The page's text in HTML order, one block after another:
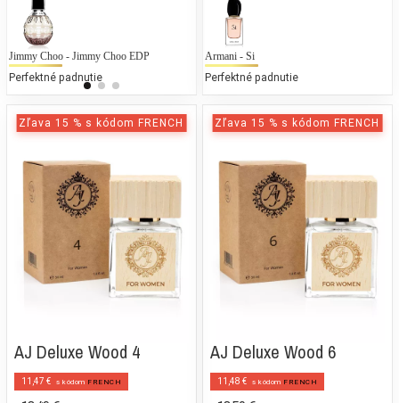
Jimmy Choo - Jimmy Choo EDP
Perfektné padnutie
Calvin Klein - Euphoria Forbidden
50 % bežných vonných tónov
Armani - Si
Perfektné padnutie
Zľava 15 % s kódom FRENCH
AJ Deluxe Wood 4
11,47 € s kódom FRENCH
Zľava 15 % s kódom FRENCH
AJ Deluxe Wood 6
11,48 € s kódom FRENCH